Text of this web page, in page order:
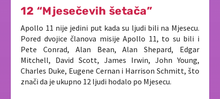
12 “Mjesečevih šetača”
Apollo 11 nije jedini put kada su ljudi bili na Mjesecu.
Pored dvojice članova misije Apollo 11, to su bili i
Pete Conrad, Alan Bean, Alan Shepard, Edgar
Mitchell, David Scott, James Irwin, John Young,
Charles Duke, Eugene Cernan i Harrison Schmitt, što
znači da je ukupno 12 ljudi hodalo po Mjesecu.